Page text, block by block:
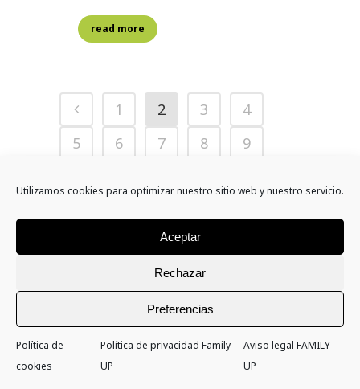
Utilizamos cookies para optimizar nuestro sitio web y nuestro servicio.
Aceptar
Rechazar
Preferencias
Política de
cookies
Política de privacidad Family
UP
Aviso legal FAMILY
UP
read more
1 2 3
4
5
6 7 8
9
Dónde estamos